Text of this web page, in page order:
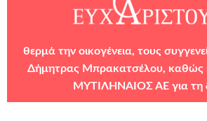
θερμά την οικογένεια, τους
Δήμητρας Μπρακατσέλου, καθώς
ΜΥΤΙΛΗΝΑΙΟΣ ΑΕγια τη